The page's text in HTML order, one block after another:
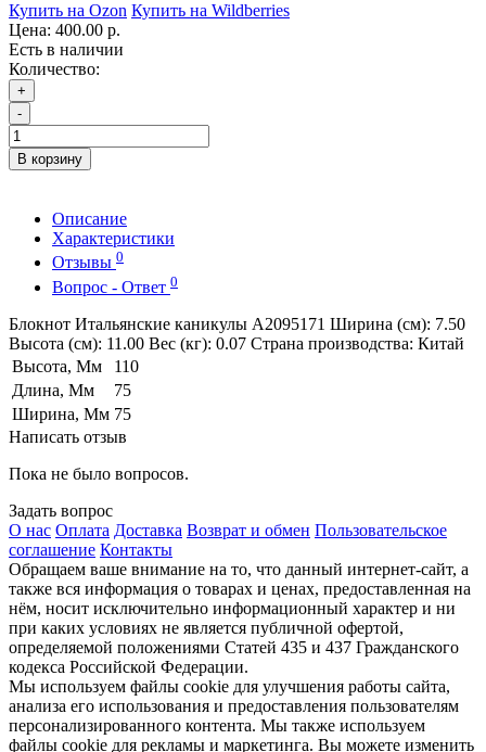
Купить на Ozon Купить на Wildberries
Цена: 400.00 р.
Есть в наличии
Количество:
+
-
В корзину
Описание
Характеристики
Отзывы 0
Вопрос - Ответ 0
Блокнот Итальянские каникулы A2095171 Ширина (см): 7.50
Высота (см): 11.00 Вес (кг): 0.07 Страна производства: Китай
Высота, Мм
110
Длина, Мм
75
Ширина, Мм 75
Написать отзыв
Пока не было вопросов.
Задать вопрос
О нас Оплата Доставка Возврат и обмен Пользовательское
соглашение Контакты
Обращаем ваше внимание на то, что данный интернет-сайт, а
также вся информация о товарах и ценах, предоставленная на
нём, носит исключительно информационный характер и ни
при каких условиях не является публичной офертой,
определяемой положениями Статей 435 и 437 Гражданского
кодекса Российской Федерации.
Мы используем файлы cookie для улучшения работы сайта,
анализа его использования и предоставления пользователям
персонализированного контента. Мы также используем
файлы cookie для рекламы и маркетинга. Вы можете изменить